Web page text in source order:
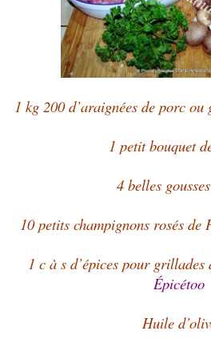
1 kg 200 d’araignées de porc
1 petit bouquet
4 belles
10 petits champignons rosés de
1 c à s d’épices pour
Épicétoo
Huile